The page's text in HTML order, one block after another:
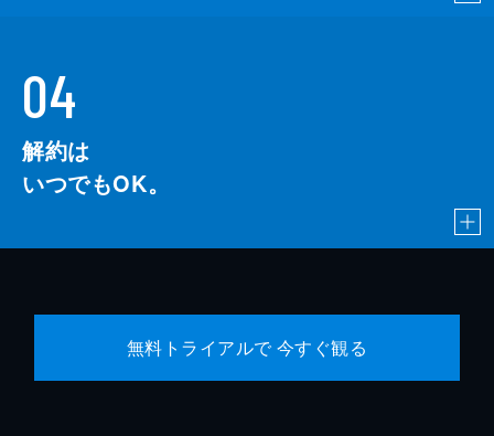
04
解約は
いつでもOK。
無料トライアルで 今すぐ観る